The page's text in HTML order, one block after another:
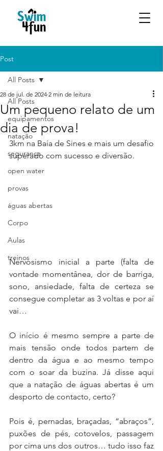
Post
All Posts
equipamentos
natação
segurança
open water
provas
águas abertas
Corpo
Aulas
treinos
All Posts
Um pequeno relato de um
dia de prova!
28 de jul. de 2024 2 min de leitura
3km na Baía de Sines e mais um desafio
superado com sucesso e diversão.
Nervosismo inicial a parte (falta de
vontade momentânea, dor de barriga,
sono, ansiedade, falta de certeza se
consegue completar as 3 voltas e por aí
vai…
O início é mesmo sempre a parte de
mais tensão onde todos partem de
dentro da água e ao mesmo tempo
com o soar da buzina. Já disse aqui
que a natação de águas abertas é um
desporto de contacto, certo?
Pois é, pernadas, braçadas, “abraços”,
puxões de pés, cotovelos, passagem
por cima uns dos outros… tudo isso faz